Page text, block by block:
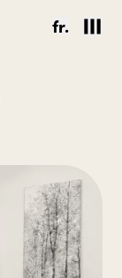
fr.